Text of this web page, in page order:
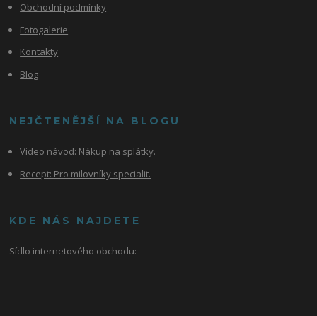
Obchodní podmínky
Fotogalerie
Kontakty
Blog
NEJČTENĚJŠÍ NA BLOGU
Video návod: Nákup na splátky.
Recept: Pro milovníky specialit.
KDE NÁS NAJDETE
Sídlo internetového obchodu: